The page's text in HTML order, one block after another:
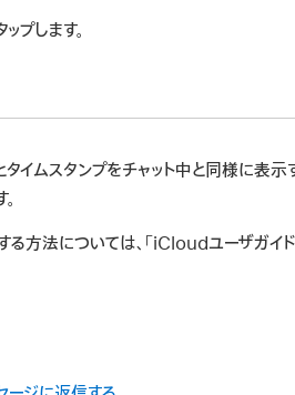
プします。
イムスタンプをチャット中と同様に表示
方法については、「iCloudユーザガイド